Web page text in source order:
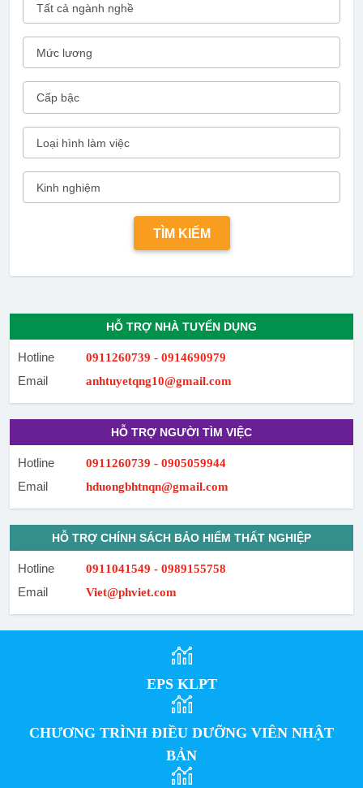
HỖ TRỢ NHÀ TUYỂN DỤNG
Hotline 0911260739 - 0914690979
Email anhtuyetqng10@gmail.com
HỖ TRỢ NGƯỜI TÌM VIỆC
Hotline 0911260739 - 0905059944
Email hduongbhtnqn@gmail.com
HỖ TRỢ CHÍNH SÁCH BẢO HIỂM THẤT NGHIỆP
Hotline 0911041549 - 0989155758
Email Viet@phviet.com
EPS KLPT
CHƯƠNG TRÌNH ĐIỀU DƯỠNG VIÊN NHẬT
BẢN